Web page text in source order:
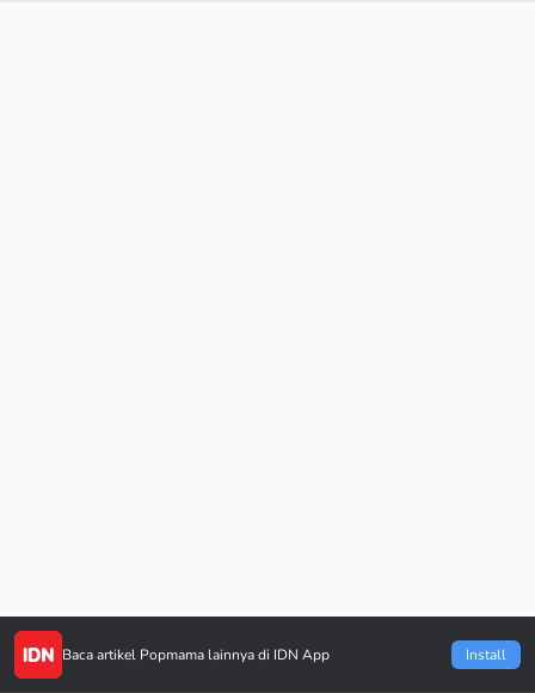
Baca artikel Popmama lainnya di IDN App Install